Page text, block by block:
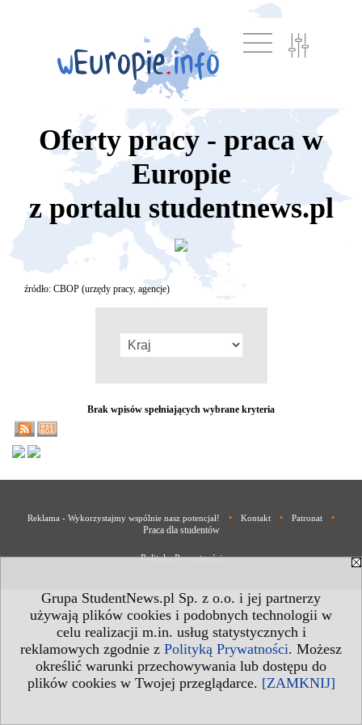
Grupa StudentNews.pl Sp. z o.o. i jej partnerzy
używają plików cookies i podobnych technologii w
celu realizacji m.in. usług statystycznych i
reklamowych zgodnie z Polityką Prywatności. Możesz
określić warunki przechowywania lub dostępu do
plików cookies w Twojej przeglądarce. [ZAMKNIJ]
Oferty pracy - praca w
Europie
z portalu studentnews.pl
źródło: CBOP (urzędy pracy, agencje)
Brak wpisów spełniających wybrane kryteria
Reklama - Wykorzystajmy wspólnie nasz potencjał! • Kontakt • Patronat
•
Praca dla studentów
Polityka Prywatności